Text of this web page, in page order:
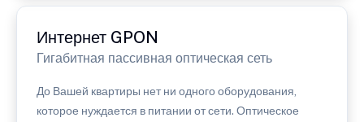
Интернет GPON
Гигабитная пассивная оптическая сеть
До Вашей квартиры нет ни одного оборудования,
которое нуждается в питании от сети. Оптическое